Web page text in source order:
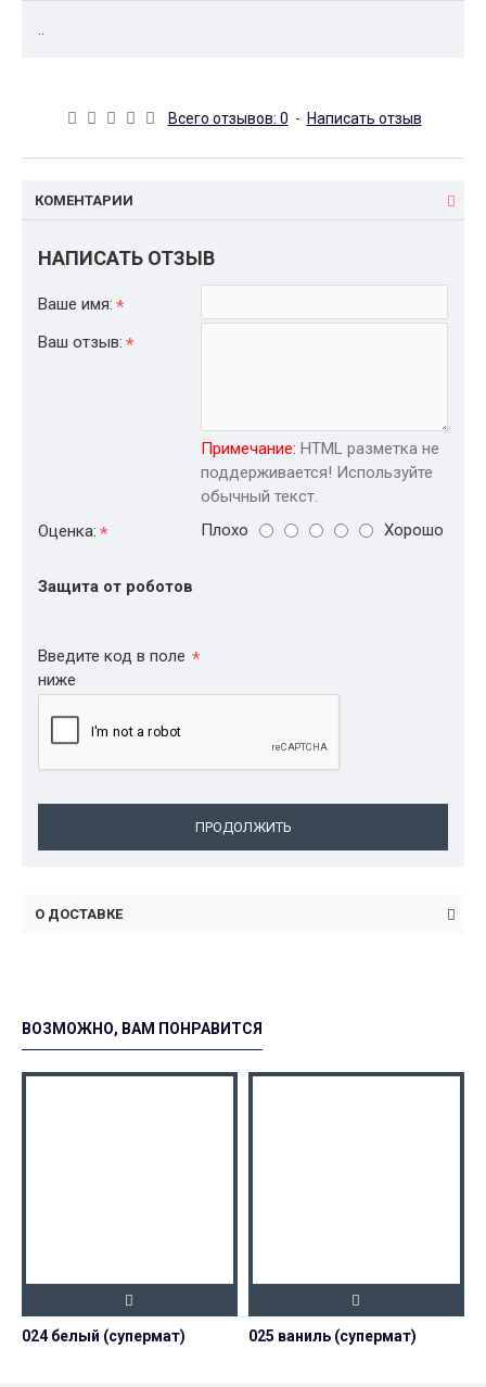
..
Всего отзывов: 0 - Написать отзыв
КОМЕНТАРИИ
НАПИСАТЬ ОТЗЫВ
Ваше имя:
Ваш отзыв:
Примечание: HTML разметка не
поддерживается! Используйте
обычный текст.
Оценка:
Плохо Хорошо
Защита от роботов
Введите код в поле
ниже
ПРОДОЛЖИТЬ
О ДОСТАВКЕ
ВОЗМОЖНО, ВАМ ПОНРАВИТСЯ
024 белый (супермат) 025 ваниль (супермат)